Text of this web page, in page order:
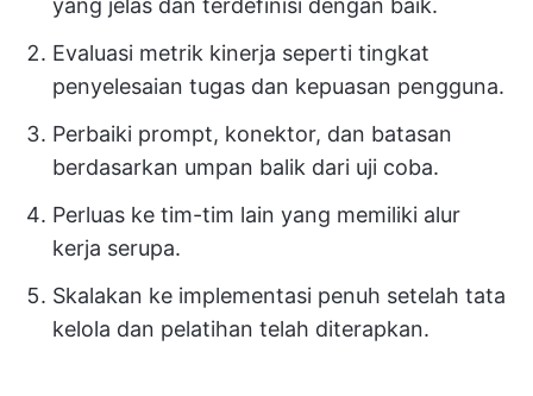
yang jelas dan terdefinisi dengan baik.
Evaluasi metrik kinerja seperti tingkat
penyelesaian tugas dan kepuasan pengguna.
Perbaiki prompt, konektor, dan batasan
berdasarkan umpan balik dari uji coba.
Perluas ke tim-tim lain yang memiliki alur
kerja serupa.
Skalakan ke implementasi penuh setelah tata
kelola dan pelatihan telah diterapkan.